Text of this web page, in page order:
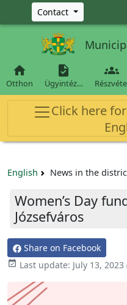
Ugrás a fő tartalomra
Contact

Otthon

Ügyintéz…

Click here
English News in the
Women’s Day
Józsefváros
Share on Facebook
 Last update: July 13, 2023